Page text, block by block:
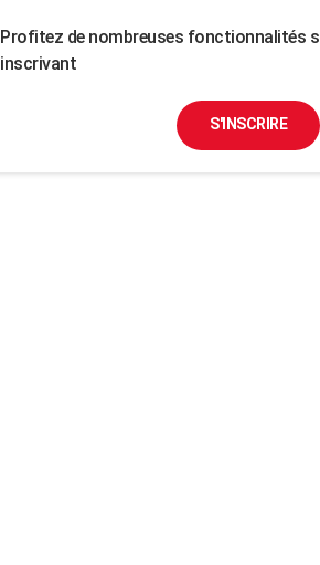
Profitez de nombreuses fonctionnalités
inscrivant
S'INSCRIRE